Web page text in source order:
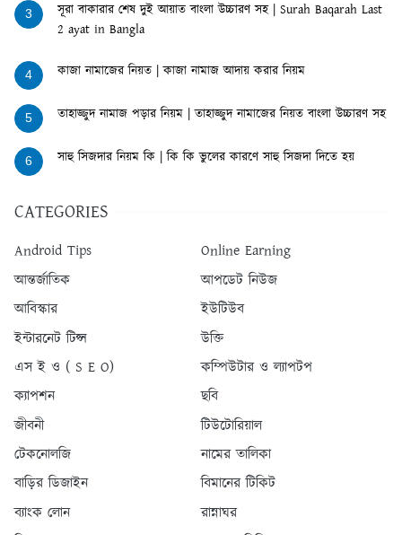
3
সূরা বাকারার শেষ দুই আয়াত বাংলা উচ্চারণ সহ | Surah Baqarah Last
2 ayat in Bangla
4 কাজা নামাজের নিয়ত | কাজা নামাজ আদায় করার নিয়ম
5 তাহাজ্জুদ নামাজ পড়ার নিয়ম | তাহাজ্জুদ নামাজের নিয়ত বাংলা উচ্চারণ সহ
6 সাহু সিজদার নিয়ম কি | কি কি ভুলের কারণে সাহু সিজদা দিতে হয়
CATEGORIES
Android Tips
Online Earning
আন্তর্জাতিক
আপডেট নিউজ
আবিস্কার
ইউটিউব
ইন্টারনেট টিপ্স
উক্তি
এস ই ও ( S E O)
কম্পিউটার ও ল্যাপটপ
ক্যাপশন
ছবি
জীবনী
টিউটোরিয়াল
টেকনোলজি
নামের তালিকা
বাড়ির ডিজাইন
বিমানের টিকিট
ব্যাংক লোন
রান্নাঘর